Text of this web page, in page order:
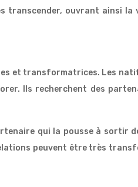
transcender, ouvrant ainsi
et transformatrices. Les
Ils recherchent des
qui la pousse à sortir
peuvent être très